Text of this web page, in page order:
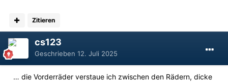
Zitieren
cs123
Geschrieben 12. Juli 2025
… die Vorderräder verstaue ich zwischen den Rädern, dicke